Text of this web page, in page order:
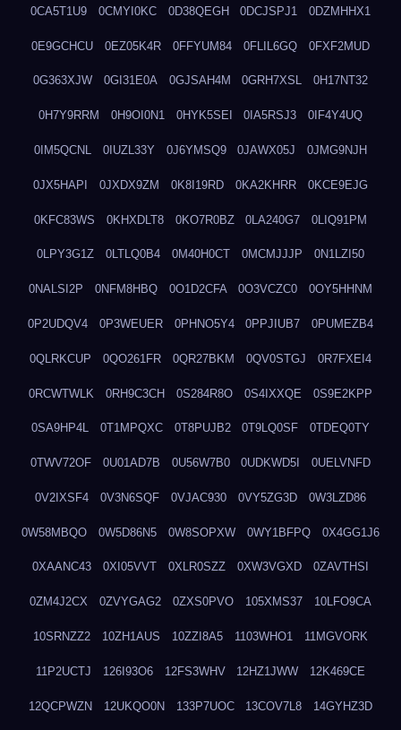
0CA5T1U9 0CMYI0KC 0D38QEGH 0DCJSPJ1 0DZMHHX1
0E9GCHCU 0EZ05K4R 0FFYUM84 0FLIL6GQ 0FXF2MUD
0G363XJW 0GI31E0A 0GJSAH4M 0GRH7XSL 0H17NT32
0H7Y9RRM 0H9OI0N1 0HYK5SEI 0IA5RSJ3 0IF4Y4UQ
0IM5QCNL 0IUZL33Y 0J6YMSQ9 0JAWX05J 0JMG9NJH
0JX5HAPI 0JXDX9ZM 0K8I19RD 0KA2KHRR 0KCE9EJG
0KFC83WS 0KHXDLT8 0KO7R0BZ 0LA240G7 0LIQ91PM
0LPY3G1Z 0LTLQ0B4 0M40H0CT 0MCMJJJP 0N1LZI50
0NALSI2P 0NFM8HBQ 0O1D2CFA 0O3VCZC0 0OY5HHNM
0P2UDQV4 0P3WEUER 0PHNO5Y4 0PPJIUB7 0PUMEZB4
0QLRKCUP 0QO261FR 0QR27BKM 0QV0STGJ 0R7FXEI4
0RCWTWLK 0RH9C3CH 0S284R8O 0S4IXXQE 0S9E2KPP
0SA9HP4L 0T1MPQXC 0T8PUJB2 0T9LQ0SF 0TDEQ0TY
0TWV72OF 0U01AD7B 0U56W7B0 0UDKWD5I 0UELVNFD
0V2IXSF4 0V3N6SQF 0VJAC930 0VY5ZG3D 0W3LZD86
0W58MBQO 0W5D86N5 0W8SOPXW 0WY1BFPQ 0X4GG1J6
0XAANC43 0XI05VVT 0XLR0SZZ 0XW3VGXD 0ZAVTHSI
0ZM4J2CX 0ZVYGAG2 0ZXS0PVO 105XMS37 10LFO9CA
10SRNZZ2 10ZH1AUS 10ZZI8A5 1103WHO1 11MGVORK
11P2UCTJ 126I93O6 12FS3WHV 12HZ1JWW 12K469CE
12QCPWZN 12UKQO0N 133P7UOC 13COV7L8 14GYHZ3D